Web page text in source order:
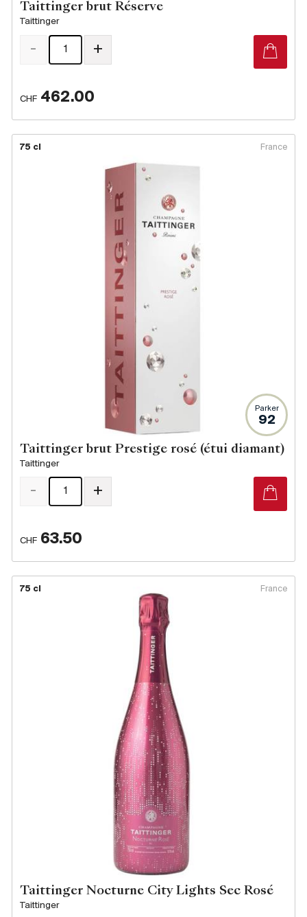
Taittinger brut Réserve
Taittinger
CHF 462.00
- +
75 cl France
Parker
92
Taittinger brut Prestige rosé (étui diamant)
Taittinger
CHF 63.50
- +
75 cl France
Taittinger Nocturne City Lights Sec Rosé
Taittinger